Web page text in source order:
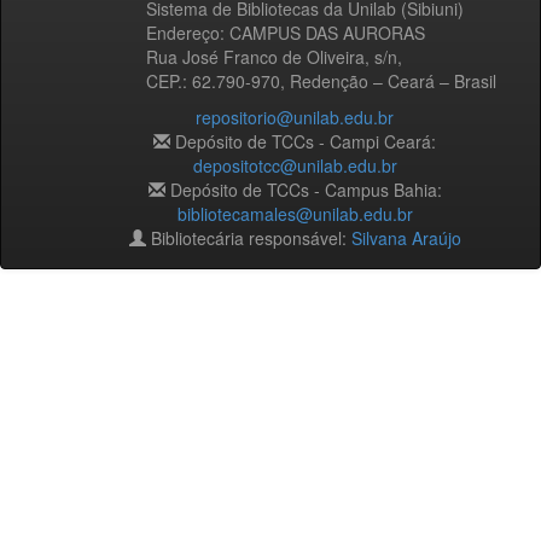
Sistema de Bibliotecas da Unilab (Sibiuni)
Endereço: CAMPUS DAS AURORAS
Rua José Franco de Oliveira, s/n,
CEP.: 62.790-970, Redenção – Ceará – Brasil
repositorio@unilab.edu.br
Depósito de TCCs - Campi Ceará:
depositotcc@unilab.edu.br
Depósito de TCCs - Campus Bahia:
bibliotecamales@unilab.edu.br
Bibliotecária responsável: Silvana Araújo